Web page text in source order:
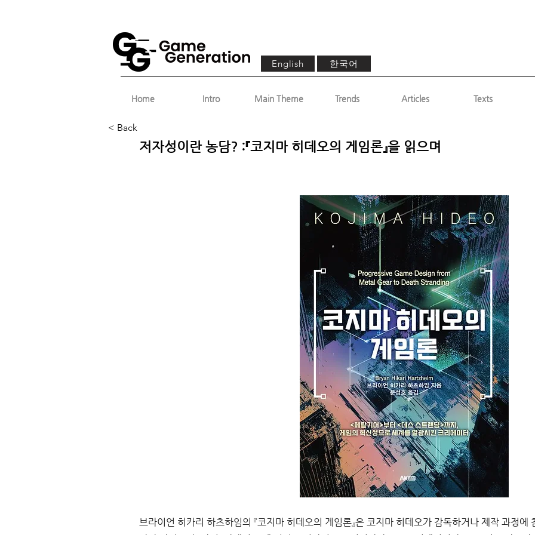
English 한국어
Home Intro Main Theme Trends Articles Texts
< Back
저자성이란 농담? :『코지마 히데오의 게임론』을 읽으며
브라이언 히카리 하츠하임의 『코지마 히데오의 게임론』은 코지마 히데오가 감독하거나 제작 과정